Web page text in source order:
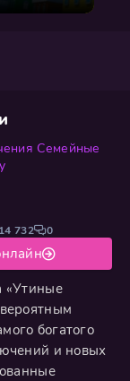
Семейные
«Утиные
богатого
и новых
14 732 0